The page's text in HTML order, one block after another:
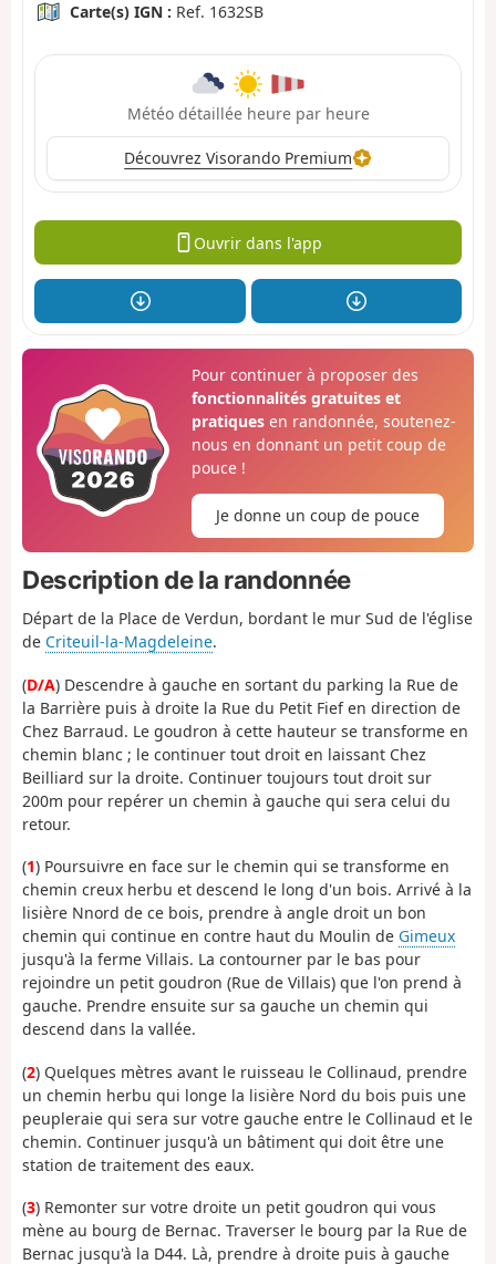
Carte(s) IGN : Ref. 1632SB
Météo détaillée heure par heure
Découvrez Visorando Premium
Ouvrir dans l'app
Pour continuer à proposer des
fonctionnalités gratuites et
pratiquesen randonnée, soutenez-
nous en donnant un petit coup de
pouce !
Je donne un coup de pouce
Description de la randonnée
Départ de la Place de Verdun, bordant le mur Sud de l'église
de Criteuil-la-Magdeleine.
(D/A) Descendre à gauche en sortant du parking la Rue de
la Barrière puis à droite la Rue du Petit Fief en direction de
Chez Barraud. Le goudron à cette hauteur se transforme en
chemin blanc ; le continuer tout droit en laissant Chez
Beilliard sur la droite. Continuer toujours tout droit sur
200m pour repérer un chemin à gauche qui sera celui du
retour.
(1) Poursuivre en face sur le chemin qui se transforme en
chemin creux herbu et descend le long d'un bois. Arrivé à la
lisière Nnord de ce bois, prendre à angle droit un bon
chemin qui continue en contre haut du Moulin de Gimeux
jusqu'à la ferme Villais. La contourner par le bas pour
rejoindre un petit goudron (Rue de Villais) que l'on prend à
gauche. Prendre ensuite sur sa gauche un chemin qui
descend dans la vallée.
(2) Quelques mètres avant le ruisseau le Collinaud, prendre
un chemin herbu qui longe la lisière Nord du bois puis une
peupleraie qui sera sur votre gauche entre le Collinaud et le
chemin. Continuer jusqu'à un bâtiment qui doit être une
station de traitement des eaux.
(3) Remonter sur votre droite un petit goudron qui vous
mène au bourg de Bernac. Traverser le bourg par la Rue de
Bernac jusqu'à la D44. Là, prendre à droite puis à gauche